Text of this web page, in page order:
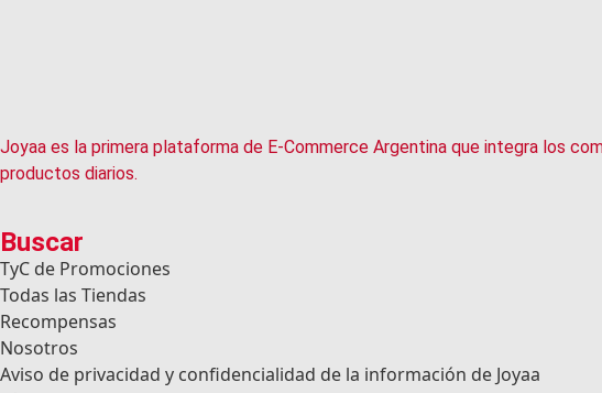
Joyaa es la primera plataforma de E-Commerce Argentina que integra los
productos diarios.
Buscar
TyC de Promociones
Todas las Tiendas
Recompensas
Nosotros
Aviso de privacidad y confidencialidad de la información de Joyaa